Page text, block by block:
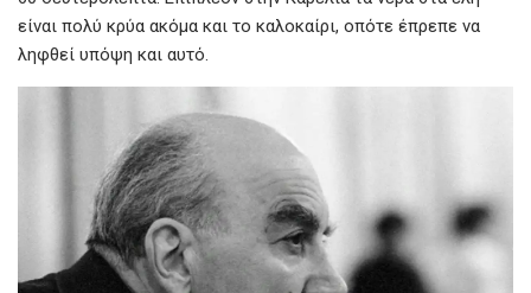
είναι πολύ κρύα ακόμα και το καλοκαίρι, οπότε έπρεπε να
ληφθεί υπόψη και αυτό.